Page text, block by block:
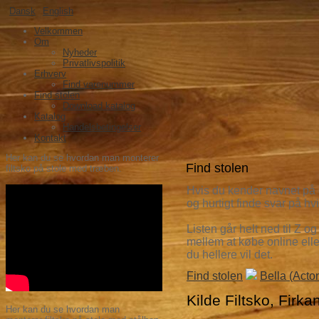
Dansk
English
Velkommen
Om
Nyheder
Privatlivspolitik
Erhverv
Find varenummer
Find stolen
Download katalog
Katalog
Handelsbetingelser
Kontakt
Her kan du se hvordan man monterer
filtsko på stole med træben.
Her kan du se hvordan man
Find stolen
Hvis du kender navnet på
og hurtigt finde svar på
Listen går helt ned til Z og
mellem at købe online
du hellere vil det.
Find stolen
Bella
Kilde Filtsko,